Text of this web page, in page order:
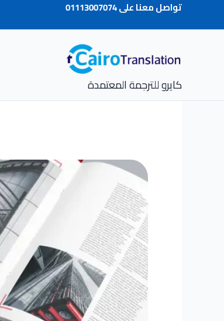
تواصل معنا على01113007074
كايرو للترجمة المعتمدة